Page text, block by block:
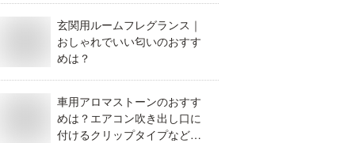
玄関用ルームフレグランス｜
おしゃれでいい匂いのおすす
めは？
車用アロマストーンのおすす
めは？エアコン吹き出し口に
付けるクリップタイプなど知